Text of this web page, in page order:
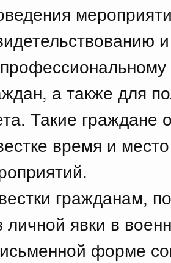
а также для
Такие граждане
время и
гражданам,
личной явки в
форме